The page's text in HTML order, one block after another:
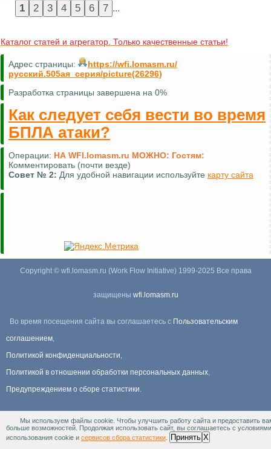
...
Каталог статей и агрегатор. Только качественные статьи!
Адрес страницы:
https://wfi.lomasm.ru/
русский.505ая_серия/picture(26296)
Разработка страницы завершена на 0%
Как следует себя вести во время
БПЛА атаки?
Операции: НА WFI.lomasm.ru МОЖНО: Гостям:
Комментировать (почти везде)
Совет № 2: Для удобной навигации используйте карту сайта
Copyright © wfi.lomasm.ru (Work Flow Initiative) 1999-2025 Все права
защищены wfi.lomasm.ru
Во время посещения сайта вы соглашаетесь с Пользовательским
соглашением,
Политикой конфиденциальности,
Политикой в отношении обработки персональных данных,
Предупреждением о сборе статистики.
Информация Для правообладателей.
Мы используем файлы cookie. Чтобы улучшить работу сайта и предоставить
больше возможностей. Продолжая использовать сайт, вы соглашаетесь с условиями
использования cookie и сервисов сбора статистики Принять X